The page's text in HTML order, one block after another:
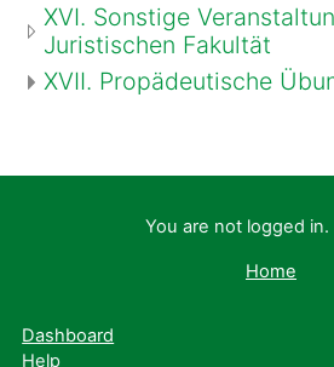
XVI. Sonstige
Juristischen Fakultät
XVII. Propädeutische
You are not logged in.
Home
Dashboard
Help